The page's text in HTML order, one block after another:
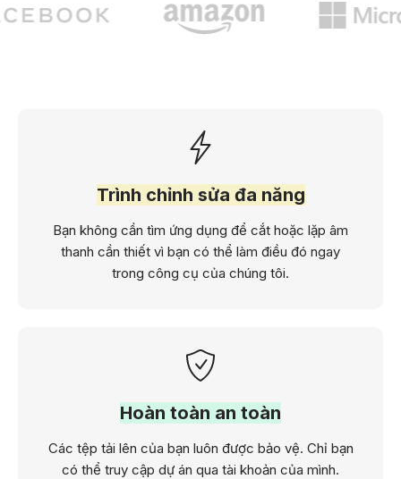
Trình chỉnh sửa đa năng
Bạn không cần tìm ứng dụng để cắt hoặc lặp âm
thanh cần thiết vì bạn có thể làm điều đó ngay
trong công cụ của chúng tôi.
Hoàn toàn an toàn
Các tệp tải lên của bạn luôn được bảo vệ. Chỉ bạn
có thể truy cập dự án qua tài khoản của mình.